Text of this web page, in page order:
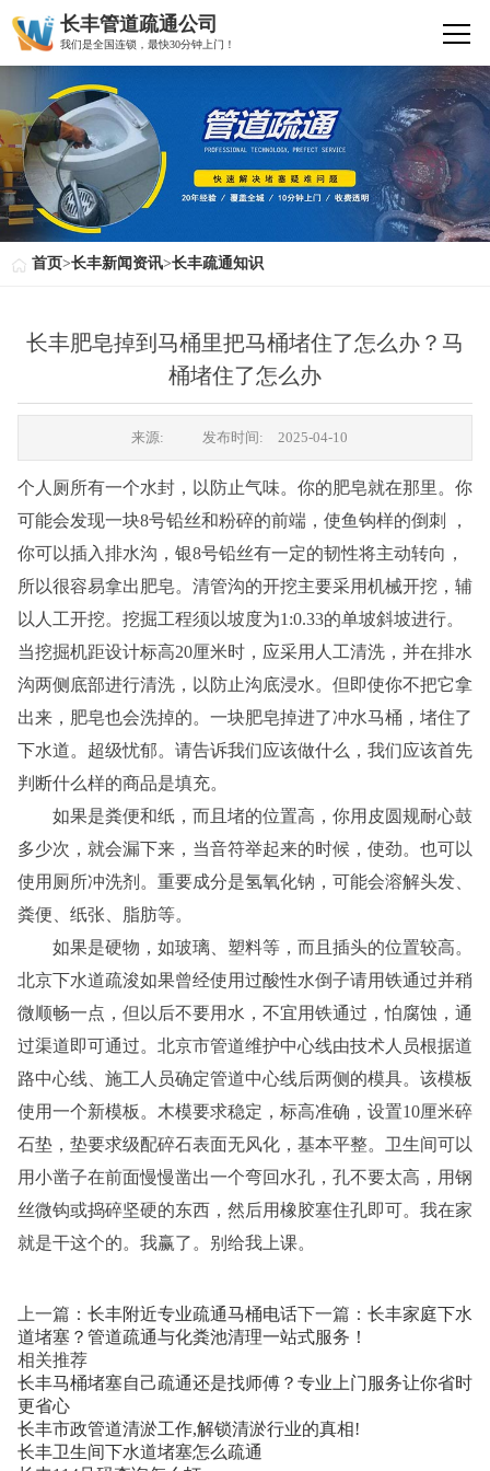
长丰管道疏通公司
我们是全国连锁，最快30分钟上门！
首页>长丰新闻资讯>长丰疏通知识
长丰肥皂掉到马桶里把马桶堵住了怎么办？马
桶堵住了怎么办
来源: 发布时间: 2025-04-10
个人厕所有一个水封，以防止气味。你的肥皂就在那里。你
可能会发现一块8号铅丝和粉碎的前端，使鱼钩样的倒刺 ，
你可以插入排水沟，银8号铅丝有一定的韧性将主动转向，
所以很容易拿出肥皂。清管沟的开挖主要采用机械开挖，辅
以人工开挖。挖掘工程须以坡度为1:0.33的单坡斜坡进行。
当挖掘机距设计标高20厘米时，应采用人工清洗，并在排水
沟两侧底部进行清洗，以防止沟底浸水。但即使你不把它拿
出来，肥皂也会洗掉的。一块肥皂掉进了冲水马桶，堵住了
下水道。超级忧郁。请告诉我们应该做什么，我们应该首先
判断什么样的商品是填充。
如果是粪便和纸，而且堵的位置高，你用皮圆规耐心鼓
多少次，就会漏下来，当音符举起来的时候，使劲。也可以
使用厕所冲洗剂。重要成分是氢氧化钠，可能会溶解头发、
粪便、纸张、脂肪等。
如果是硬物，如玻璃、塑料等，而且插头的位置较高。
北京下水道疏浚如果曾经使用过酸性水倒子请用铁通过并稍
微顺畅一点，但以后不要用水，不宜用铁通过，怕腐蚀，通
过渠道即可通过。北京市管道维护中心线由技术人员根据道
路中心线、施工人员确定管道中心线后两侧的模具。该模板
使用一个新模板。木模要求稳定，标高准确，设置10厘米碎
石垫，垫要求级配碎石表面无风化，基本平整。卫生间可以
用小凿子在前面慢慢凿出一个弯回水孔，孔不要太高，用钢
丝微钩或捣碎坚硬的东西，然后用橡胶塞住孔即可。我在家
就是干这个的。我赢了。别给我上课。
上一篇： 长丰附近专业疏通马桶电话下一篇： 长丰家庭下水
道堵塞？管道疏通与化粪池清理一站式服务！
相关推荐
长丰马桶堵塞自己疏通还是找师傅？专业上门服务让你省时
更省心
长丰市政管道清淤工作,解锁清淤行业的真相!
长丰卫生间下水道堵塞怎么疏通